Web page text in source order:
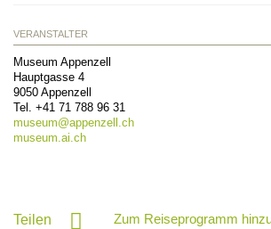
VERANSTALTER
Museum Appenzell
Hauptgasse 4
9050 Appenzell
Tel. +41 71 788 96 31
museum@appenzell.ch
museum.ai.ch
Teilen Zum Reiseprogramm